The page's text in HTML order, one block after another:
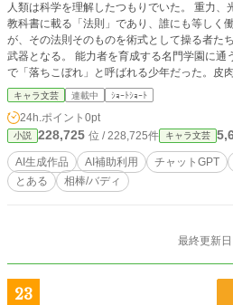
人類は科学を理解したつもりでいた。 重力、光、慣性、電磁気――。 それらは
教科書に載る「法則」であり、誰にも等しく働
が、その法則そのものを術式として操る者た
武器となる。 能力者を育成する名門学園に通う神代悠斗は、補習と赤点の常連
で「落ちこぼれ」と呼ばれる少年だった。皮
救いたくない」が口癖。しかし彼には、地球
《フーコー・ペンデュラム》が眠っていた。 一方、学園首席の皇城恒一は、光
の波動性と粒子性を自在に操る《光理術式（
居合と示現流を極めた剣士でもあり、「光理
である。 本来なら交わるはずのない二人。 しかし模擬戦で激突した瞬間、光を
支配する天才は初めて「外れた斬撃」を経験
初めて本気で立ち向かう。 法則を極める者。 法則の基準を書き換える者。 相反
向かう中で、互いに背中を預ける唯一無二の腐れ縁
突する科学バトルアクション。そして、何度
で最高のライバルの物語である。
キャラ文芸 連載中 ｼｮｰﾄｼｮｰﾄ
24h.ポイント 0pt
小説 228,725 位 / 228,725件 キャラ文芸
AI生成作品 AI補助利用 チャットGPT
とある
相棒/バディ
最終更新
23